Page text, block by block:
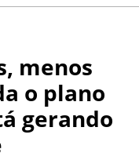
menos
o plano
gerando